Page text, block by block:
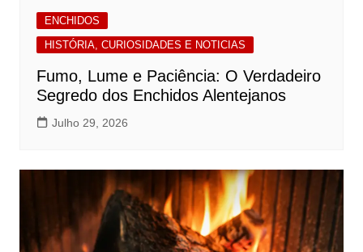
ENCHIDOS
HISTÓRIA, CURIOSIDADES E NOTICIAS
Fumo, Lume e Paciência: O Verdadeiro
Segredo dos Enchidos Alentejanos
Julho 29, 2026